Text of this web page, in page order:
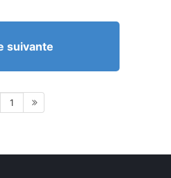
suivante
1